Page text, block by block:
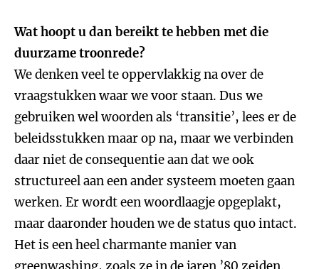
Wat hoopt u dan bereikt te hebben met die
duurzame troonrede?
We denken veel te oppervlakkig na over de
vraagstukken waar we voor staan. Dus we
gebruiken wel woorden als ‘transitie’, lees er de
beleidsstukken maar op na, maar we verbinden
daar niet de consequentie aan dat we ook
structureel aan een ander systeem moeten gaan
werken. Er wordt een woordlaagje opgeplakt,
maar daaronder houden we de status quo intact.
Het is een heel charmante manier van